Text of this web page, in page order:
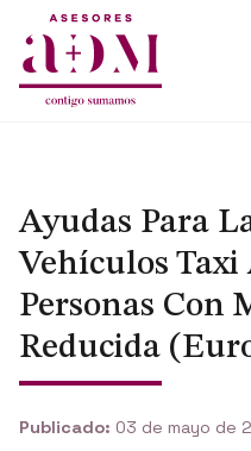
Ayudas Para
Vehículos Taxi
Personas Con
Reducida
Publicado: 03 de mayo de